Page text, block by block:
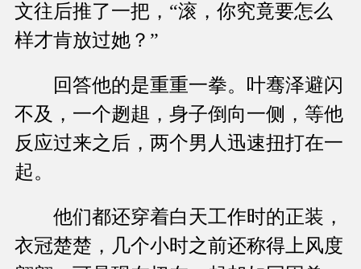
文往后推了一把，“滚，你究竟要怎么
样才肯放过她？”
回答他的是重重一拳。叶骞泽避闪
不及，一个趔趄，身子倒向一侧，等他
反应过来之后，两个男人迅速扭打在一
起。
他们都还穿着白天工作时的正装，
衣冠楚楚，几个小时之前还称得上风度